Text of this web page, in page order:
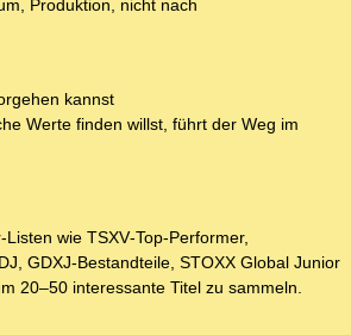
Produktion, nicht nach
kannst
Werte finden willst, führt der Weg im
wie TSXV‑Top‑Performer,
GDXJ‑Bestandteile, STOXX Global Junior
20–50 interessante Titel zu sammeln.